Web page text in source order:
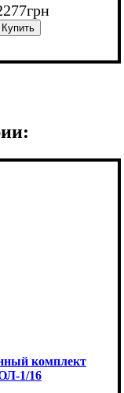
грн
43 см
комплект
1/16